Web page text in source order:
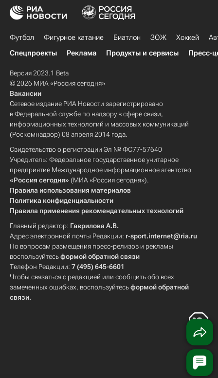
Футбол Фигурное катание Биатлон ЗОЖ Хоккей
Спецпроекты
Реклама Продукты и сервисы Пресс-
Версия 2023.1 Beta
© 2026 МИА «Россия сегодня»
Вакансии
Сетевое издание РИА Новости зарегистрировано
в Федеральной службе по надзору в сфере связи,
информационных технологий и массовых коммуникаций
(Роскомнадзор) 08 апреля 2014 года.
Свидетельство о регистрации Эл № ФС77-57640
Учредитель: Федеральное государственное унитарное
предприятие Международное информационное агентство
«Россия сегодня» (МИА «Россия сегодня»).
Правила использования материалов
Политика конфиденциальности
Правила применения рекомендательных технологий
Главный редактор: Гаврилова А.В.
Адрес электронной почты Редакции: r-sport.internet@ria.ru
По вопросам размещения пресс-релизов и рекламы
воспользуйтесьформой обратной связи
Телефон Редакции: 7 (495) 645-6601
Чтобы связаться с редакцией или сообщить обо всех
замеченных ошибках, воспользуйтесьформой обратной
связи.